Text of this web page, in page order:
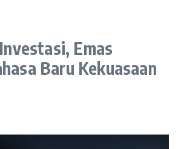
Emas
Baru Kekuasaan